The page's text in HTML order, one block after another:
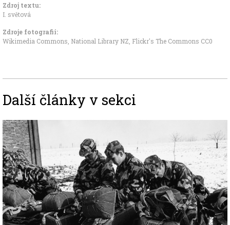
Zdroj textu:
I. světová
Zdroje fotografii:
Wikimedia Commons, National Library NZ Flickr's The Commons CC0
Další články v sekci
Image